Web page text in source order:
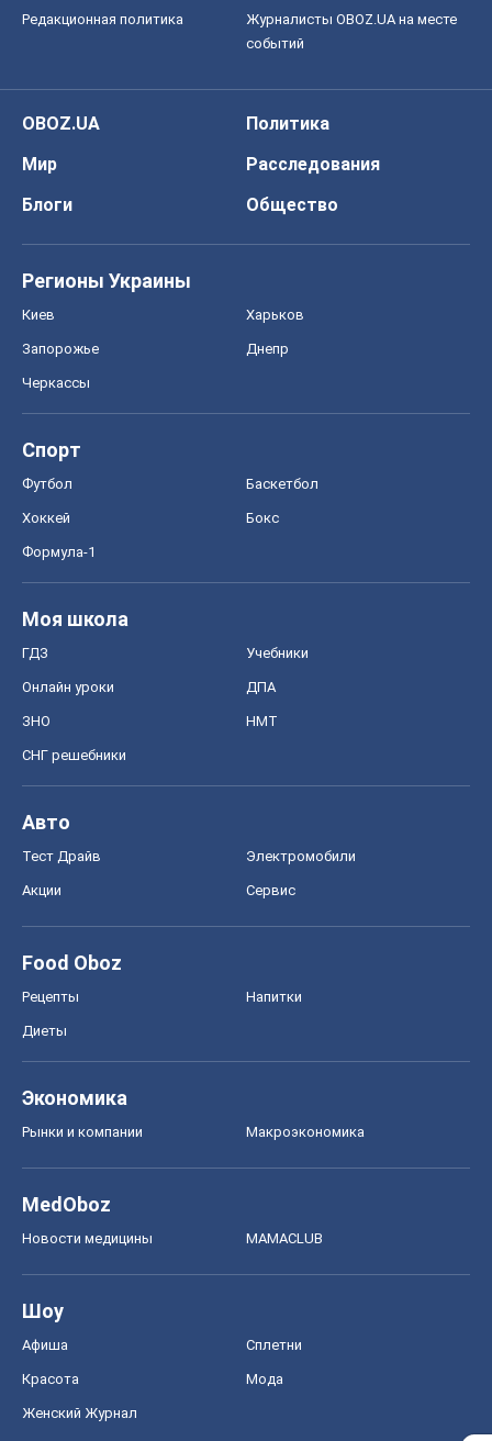
Редакционная политика
Журналисты OBOZ.UA на месте
событий
OBOZ.UA
Политика
Мир
Расследования
Блоги
Общество
Регионы Украины
Киев Харьков
Запорожье Днепр
Черкассы
Спорт
Футбол Баскетбол
Хоккей Бокс
Формула-1
Моя школа
ГДЗ Учебники
Онлайн уроки ДПА
ЗНО НМТ
СНГ решебники
Авто
Тест Драйв Электромобили
Акции Сервис
Food Oboz
Рецепты Напитки
Диеты
Экономика
Рынки и компании Mакроэкономика
MedOboz
Новости медицины MAMACLUB
Шоу
Афиша Сплетни
Красота Мода
Женский Журнал